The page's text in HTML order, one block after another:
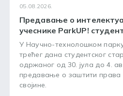
05.08.2026.
Предавање о
учеснике ParkUP!
У Научно-технолошком
трећег дана студентског
одржаног од 30. јула до 4.
предавање о заштити права
својине.